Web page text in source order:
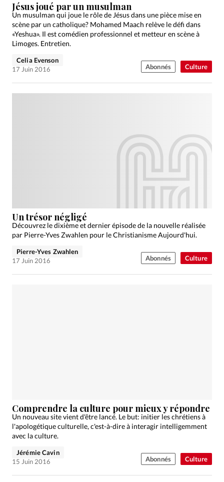
Culture
Jésus joué par un musulman
Un musulman qui joue le rôle de Jésus dans une pièce mise en
scène par un catholique? Mohamed Maach relève le défi dans
«Yeshua». Il est comédien professionnel et metteur en scène à
Limoges. Entretien.
Celia Evenson
17 Juin 2016
Abonnés
Culture
Un trésor négligé
Découvrez le dixième et dernier épisode de la nouvelle réalisée
par Pierre-Yves Zwahlen pour le Christianisme Aujourd'hui.
Pierre-Yves Zwahlen
17 Juin 2016
Abonnés
Culture
Comprendre la culture pour mieux y répondre
Un nouveau site vient d'être lancé. Le but: initier les chrétiens à
l'apologétique culturelle, c'est-à-dire à interagir intelligemment
avec la culture.
Jérémie Cavin
15 Juin 2016
Abonnés